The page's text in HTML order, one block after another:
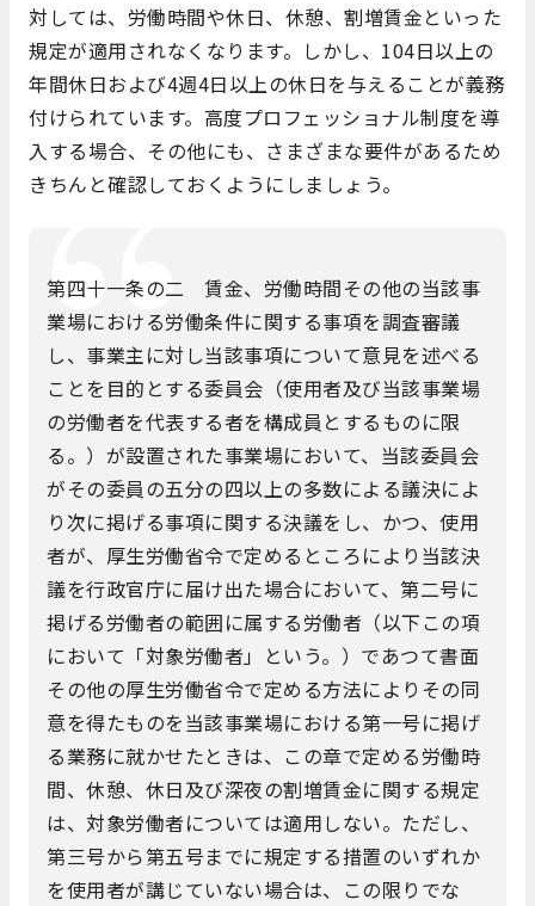
対しては、労働時間や休日、休憩、割増賃金といった
規定が適用されなくなります。しかし、104日以上の
年間休日および4週4日以上の休日を与えることが義務
付けられています。高度プロフェッショナル制度を導
入する場合、その他にも、さまざまな要件があるため
きちんと確認しておくようにしましょう。
第四十一条の二 賃金、労働時間その他の当該事
業場における労働条件に関する事項を調査審議
し、事業主に対し当該事項について意見を述べる
ことを目的とする委員会（使用者及び当該事業場
の労働者を代表する者を構成員とするものに限
る。）が設置された事業場において、当該委員会
がその委員の五分の四以上の多数による議決によ
り次に掲げる事項に関する決議をし、かつ、使用
者が、厚生労働省令で定めるところにより当該決
議を行政官庁に届け出た場合において、第二号に
掲げる労働者の範囲に属する労働者（以下この項
において「対象労働者」という。）であつて書面
その他の厚生労働省令で定める方法によりその同
意を得たものを当該事業場における第一号に掲げ
る業務に就かせたときは、この章で定める労働時
間、休憩、休日及び深夜の割増賃金に関する規定
は、対象労働者については適用しない。ただし、
第三号から第五号までに規定する措置のいずれか
を使用者が講じていない場合は、この限りでな